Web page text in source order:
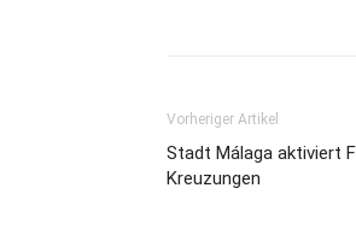
Vorheriger Artikel
Stadt Málaga aktiviert
Kreuzungen